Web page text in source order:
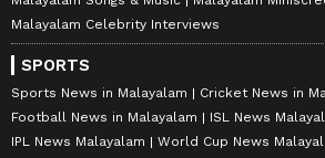
Malayalam Celebrity Interviews
SPORTS
Sports News in Malayalam
Cricket News in
Football News in Malayalam
ISL News
IPL News Malayalam
World Cup News